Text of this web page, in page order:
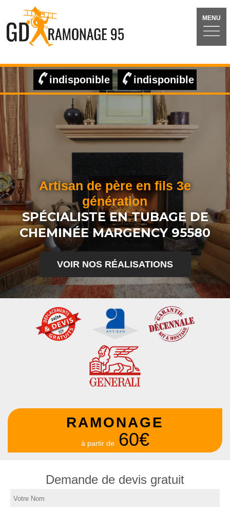
MENU
indisponible indisponible
Artisan de père en fils 3e
génération
SPÉCIALISTE EN TUBAGE DE
CHEMINÉE MARGENCY 95580
VOIR NOS RÉALISATIONS
RAMONAGE
à partir de 60€
Demande de devis gratuit